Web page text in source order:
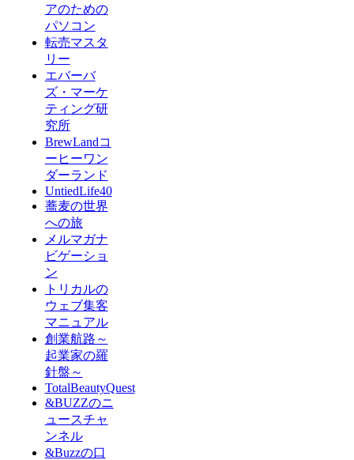
アのための
パソコン
転売マスタ
リー
エバーバ
ズ・マーケ
ティング研
究所
BrewLandコ
ーヒーワン
ダーランド
UntiedLife40
蕎麦の世界
への旅
メルマガナ
ビゲーショ
ン
トリカルの
ウェブ集客
マニュアル
創業航路～
起業家の羅
針盤～
TotalBeautyQuest
&BUZZのニ
ュースチャ
ンネル
&Buzzの口